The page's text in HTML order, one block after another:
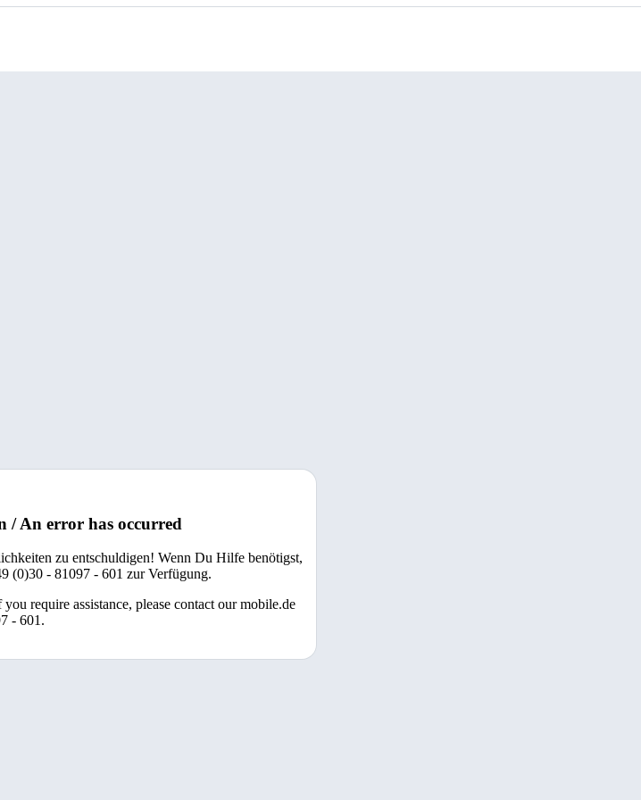
/ An error has occurred
zu entschuldigen! Wenn Du Hilfe benötigst,
(0)30 - 81097 - 601 zur Verfügung.
require assistance, please contact our mobile.de
- 601.